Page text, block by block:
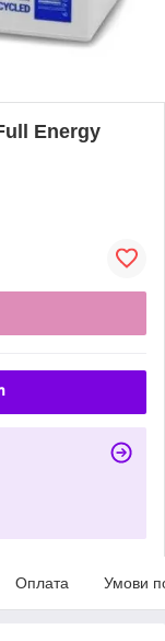
Energy
Оплата Умови